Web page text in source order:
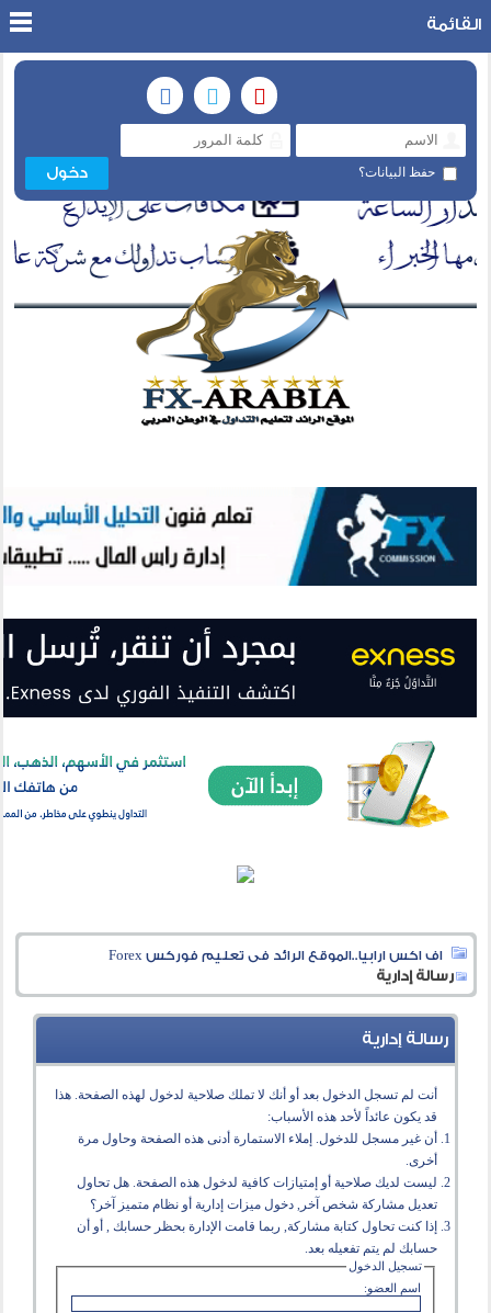
حفظ البيانات؟
القائمة
اف اكس ارابيا..الموقع الرائد فى تعليم فوركس Forex
رسالة إدارية
رسالة إدارية
أنت لم تسجل الدخول بعد أو أنك لا تملك صلاحية لدخول لهذه الصفحة. هذا
قد يكون عائداً لأحد هذه الأسباب:
أن غير مسجل للدخول. إملاء الاستمارة أدنى هذه الصفحة وحاول مرة
أخرى.
ليست لديك صلاحية أو إمتيازات كافية لدخول هذه الصفحة. هل تحاول
تعديل مشاركة شخص آخر, دخول ميزات إدارية أو نظام متميز آخر؟
إذا كنت تحاول كتابة مشاركة, ربما قامت الإدارة بحظر حسابك , أو أن
حسابك لم يتم تفعيله بعد.
تسجيل الدخول
اسم العضو: